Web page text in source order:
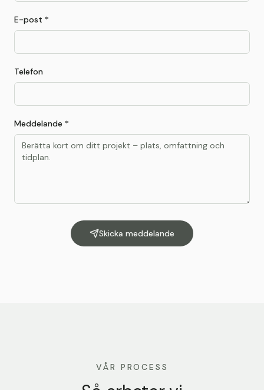
E-post *
Telefon
Meddelande *
Skicka meddelande
VÅR PROCESS